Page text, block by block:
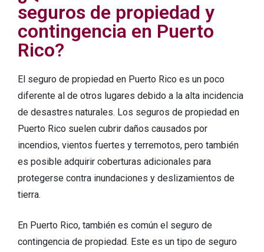
seguros de propiedad y
contingencia en Puerto
Rico?
El seguro de propiedad en Puerto Rico es un poco
diferente al de otros lugares debido a la alta incidencia
de desastres naturales. Los seguros de propiedad en
Puerto Rico suelen cubrir daños causados por
incendios, vientos fuertes y terremotos, pero también
es posible adquirir coberturas adicionales para
protegerse contra inundaciones y deslizamientos de
tierra.
En Puerto Rico, también es común el seguro de
contingencia de propiedad. Este es un tipo de seguro